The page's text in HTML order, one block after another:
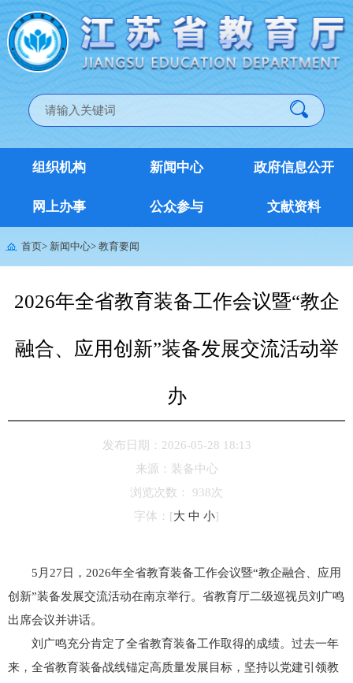
组织机构 新闻中心 政府信息公开
网上办事 公众参与 文献资料
首页> 新闻中心> 教育要闻
2026年全省教育装备工作会议暨“教企
融合、应用创新”装备发展交流活动举
办
发布日期：2026-05-28 18:13
来源： 装备中心
浏览次数：
938次
字体： [大 中 小]
5月27日，2026年全省教育装备工作会议暨“教企融合、应用
创新”装备发展交流活动在南京举行。省教育厅二级巡视员刘广鸣
出席会议并讲话。
刘广鸣充分肯定了全省教育装备工作取得的成绩。过去一年
来，全省教育装备战线锚定高质量发展目标，坚持以党建引领教